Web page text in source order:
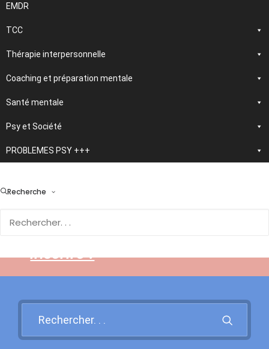
EMDR
TCC
Thérapie interpersonnelle
Coaching et préparation mentale
Santé mentale
Psy et Société
PROBLEMES PSY +++
Recherche
et santé mentale
Traitements et
psychothérapies
nouvelle application
Rendez-vous sur cette page
inscrire !